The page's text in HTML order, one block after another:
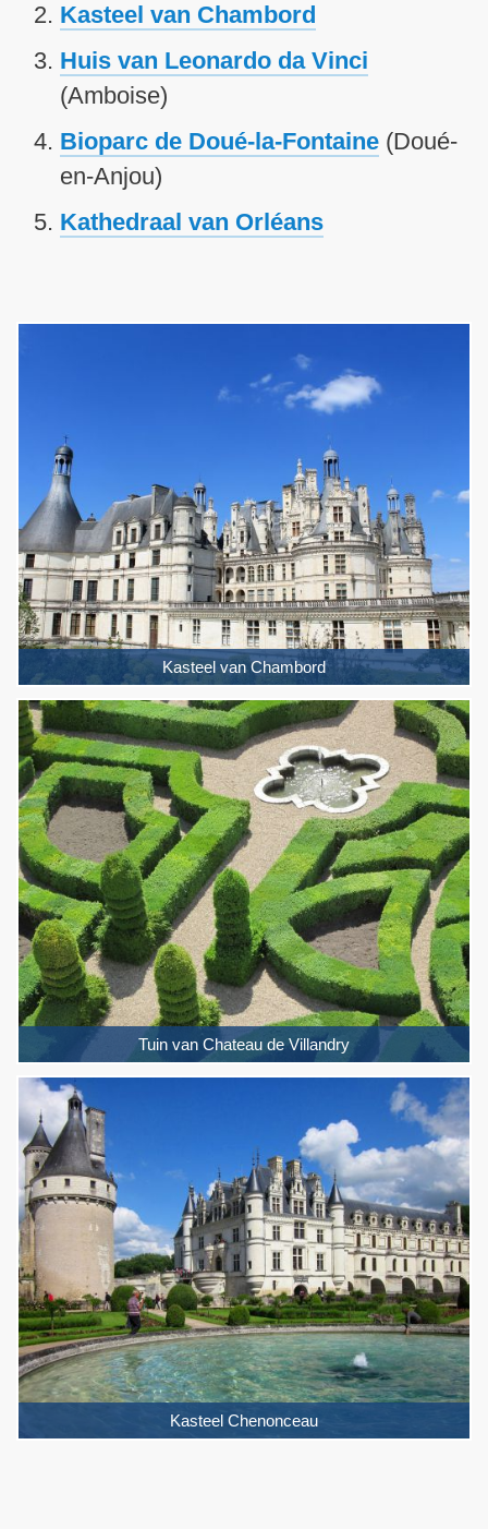
Kasteel van Chambord
Huis van Leonardo da Vinci
(Amboise)
Bioparc de Doué-la-Fontaine (Doué-
en-Anjou)
Kathedraal van Orléans
Kasteel van Chambord
Tuin van Chateau de Villandry
Kasteel Chenonceau